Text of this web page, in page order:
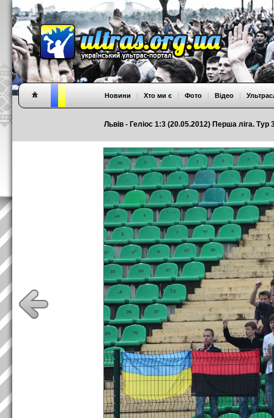
Львів - Геліос 1:3 (20.05.2012) Перша ліга. Тур
Новини | Хто ми є | Фото | Відео |